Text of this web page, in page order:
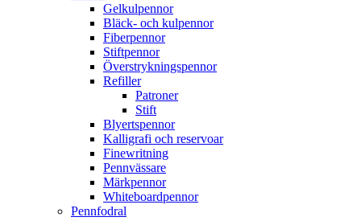
Gelkulpennor
Bläck- och kulpennor
Fiberpennor
Stiftpennor
Överstrykningspennor
Refiller
Patroner
Stift
Blyertspennor
Kalligrafi och reservoar
Finewritning
Pennvässare
Märkpennor
Whiteboardpennor
Pennfodral